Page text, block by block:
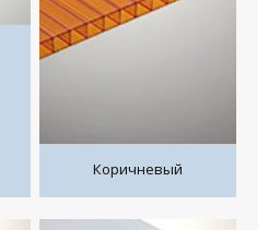
Коричневый